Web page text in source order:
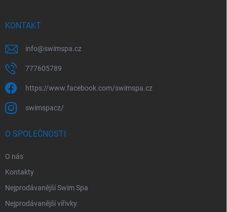
KONTAKT
info@swimspa.cz
777605789
https://www.facebook.com/swimspa.cz
swimspacz/
O SPOLEČNOSTI
O nás
Kontakty
Nejprodávanější Swim Spa
Nejprodávanější vířivky